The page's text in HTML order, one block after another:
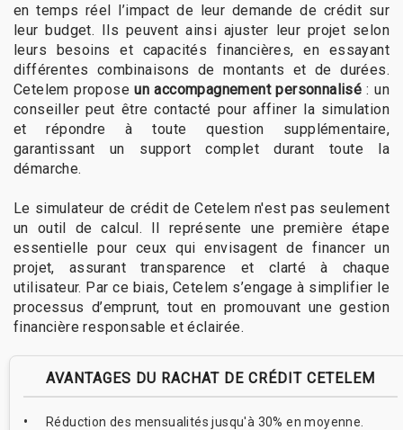
en temps réel l’impact de leur demande de crédit sur
leur budget. Ils peuvent ainsi ajuster leur projet selon
leurs besoins et capacités financières, en essayant
différentes combinaisons de montants et de durées.
Cetelem proposeun accompagnement personnalisé : un
conseiller peut être contacté pour affiner la simulation
et répondre à toute question supplémentaire,
garantissant un support complet durant toute la
démarche.
Le simulateur de crédit de Cetelem n'est pas seulement
un outil de calcul. Il représente une première étape
essentielle pour ceux qui envisagent de financer un
projet, assurant transparence et clarté à chaque
utilisateur. Par ce biais, Cetelem s’engage à simplifier le
processus d’emprunt, tout en promouvant une gestion
financière responsable et éclairée.
AVANTAGES DU RACHAT DE CRÉDIT CETELEM
Réduction des mensualités jusqu'à 30% en moyenne.